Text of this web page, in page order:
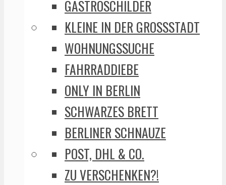
GASTROSCHILDER
KLEINE IN DER GROSSSTADT
WOHNUNGSSUCHE
FAHRRADDIEBE
ONLY IN BERLIN
SCHWARZES BRETT
BERLINER SCHNAUZE
POST, DHL & CO.
ZU VERSCHENKEN?!